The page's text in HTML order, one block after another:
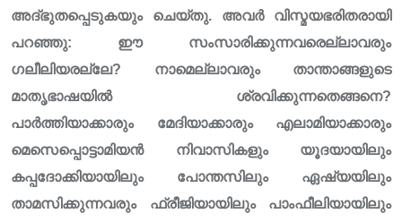
അദ്ഭുതപ്പെടുകയും ചെയ്തു. അവർ വിസ്മയഭരിതരായി
പറഞ്ഞു: ഈ സംസാരിക്കുന്നവരെല്ലാവരും
ഗലീലിയരല്ലേ? നാമെല്ലാവരും താന്താങ്ങളുടെ
മാതൃഭാഷയിൽ ശ്രവിക്കുന്നതെങ്ങനെ?
പാർത്തിയാക്കാരും മേദിയാക്കാരും എലാമിയാക്കാരും
മെസെപ്പൊട്ടാമിയൻ നിവാസികളും യൂദയായിലും
കപ്പദോക്കിയായിലും പോന്തസിലും ഏഷ്യയിലും
താമസിക്കുന്നവരും ഫ്രീജിയായിലും പാംഫീലിയായിലും